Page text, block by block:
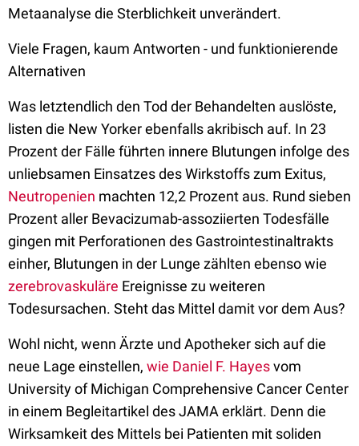
Metaanalyse die Sterblichkeit unverändert.
Viele Fragen, kaum Antworten - und funktionierende
Alternativen
Was letztendlich den Tod der Behandelten auslöste,
listen die New Yorker ebenfalls akribisch auf. In 23
Prozent der Fälle führten innere Blutungen infolge des
unliebsamen Einsatzes des Wirkstoffs zum Exitus,
Neutropenien machten 12,2 Prozent aus. Rund sieben
Prozent aller Bevacizumab-assoziierten Todesfälle
gingen mit Perforationen des Gastrointestinaltrakts
einher, Blutungen in der Lunge zählten ebenso wie
zerebrovaskuläre Ereignisse zu weiteren
Todesursachen. Steht das Mittel damit vor dem Aus?
Wohl nicht, wenn Ärzte und Apotheker sich auf die
neue Lage einstellen, wie Daniel F. Hayesvom
University of Michigan Comprehensive Cancer Center
in einem Begleitartikel des JAMA erklärt. Denn die
Wirksamkeit des Mittels bei Patienten mit soliden